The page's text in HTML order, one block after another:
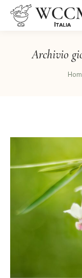
Archivio
Tu